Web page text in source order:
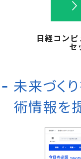
日経コン
セ
未来づく
術情報を